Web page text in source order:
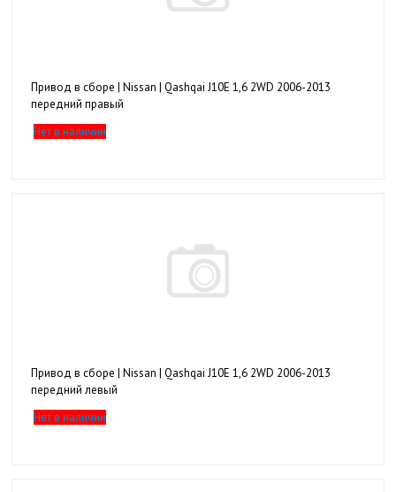
Привод в сборе | Nissan | Qashqai J10E 1,6 2WD 2006-2013
передний правый
Нет в наличии
Привод в сборе | Nissan | Qashqai J10E 1,6 2WD 2006-2013
передний левый
Нет в наличии